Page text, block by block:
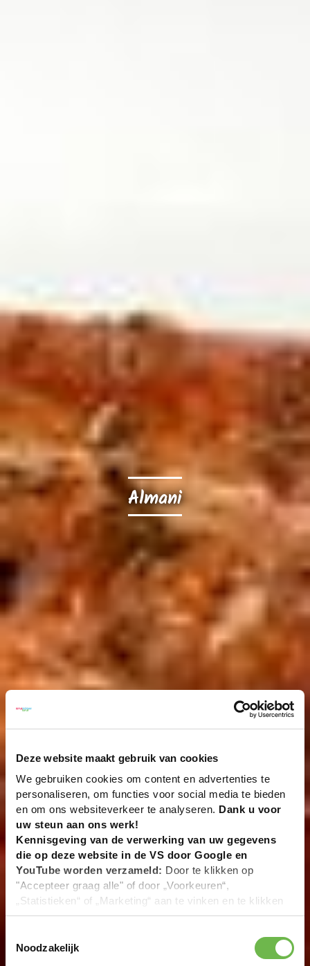
Deze website maakt gebruik van cookies
We gebruiken cookies om content en advertenties te
personaliseren, om functies voor social media te bieden
en om ons websiteverkeer te analyseren. Dank u voor
uw steun aan ons werk!
Kennisgeving van de verwerking van uw gegevens
die op deze website in de VS door Google en
YouTube worden verzameld: Door te klikken op
"Accepteer graag alle" of door „Voorkeuren“,
„Statistieken“ of „Marketing“ aan te vinken en te klikken
op "Selectie handmatig instellen", stemt u er ook mee in
overeenstemming met Art. 49 (1) zin 1 lit. a DSGVO. De
VS zijn door het Europees Hof van Justitie beoordeeld
Noodzakelijk
Almani